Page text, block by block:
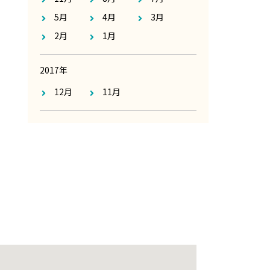
5月
4月
3月
2月
1月
2017年
12月
11月